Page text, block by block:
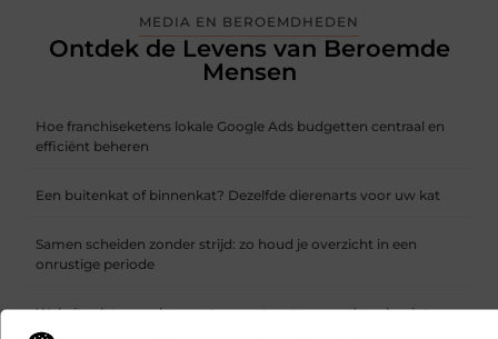
MEDIA EN BEROEMDHEDEN
Ontdek de Levens van Beroemde
Mensen
Hoe franchiseketens lokale Google Ads budgetten centraal en
efficiënt beheren
Een buitenkat of binnenkat? Dezelfde dierenarts voor uw kat
Samen scheiden zonder strijd: zo houd je overzicht in een
onrustige periode
Websites laten maken: wat u moet weten voordat u begint